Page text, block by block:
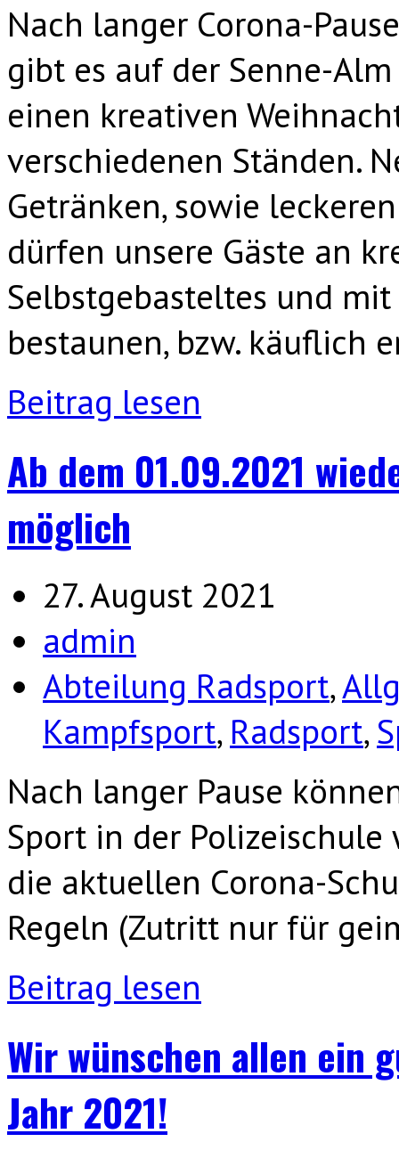
Nach langer Corona-
gibt es auf der Senne-
einen kreativen
verschiedenen Ständen.
Getränken, sowie
dürfen unsere Gäste an
Selbstgebasteltes und
bestaunen, bzw. käuflich
Beitrag lesen
Ab dem 01.09.2021
möglich
27. August 2021
admin
Abteilung Radsport,
Kampfsport, Radsport,
Nach langer Pause
Sport in der
die aktuellen Corona-
Regeln (Zutritt nur für
Beitrag lesen
Wir wünschen allen ein
Jahr 2021!